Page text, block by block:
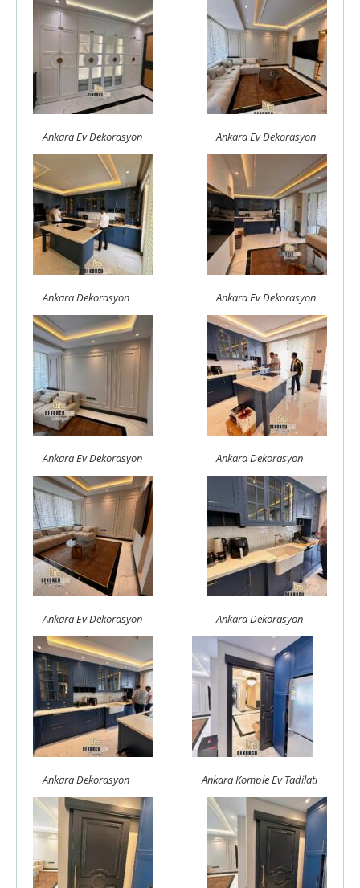
Ankara Ev Dekorasyon Ankara Ev Dekorasyon
Ankara Dekorasyon Ankara Ev Dekorasyon
Ankara Ev Dekorasyon Ankara Dekorasyon
Ankara Ev Dekorasyon Ankara Dekorasyon
Ankara Dekorasyon Ankara Komple Ev Tadilatı